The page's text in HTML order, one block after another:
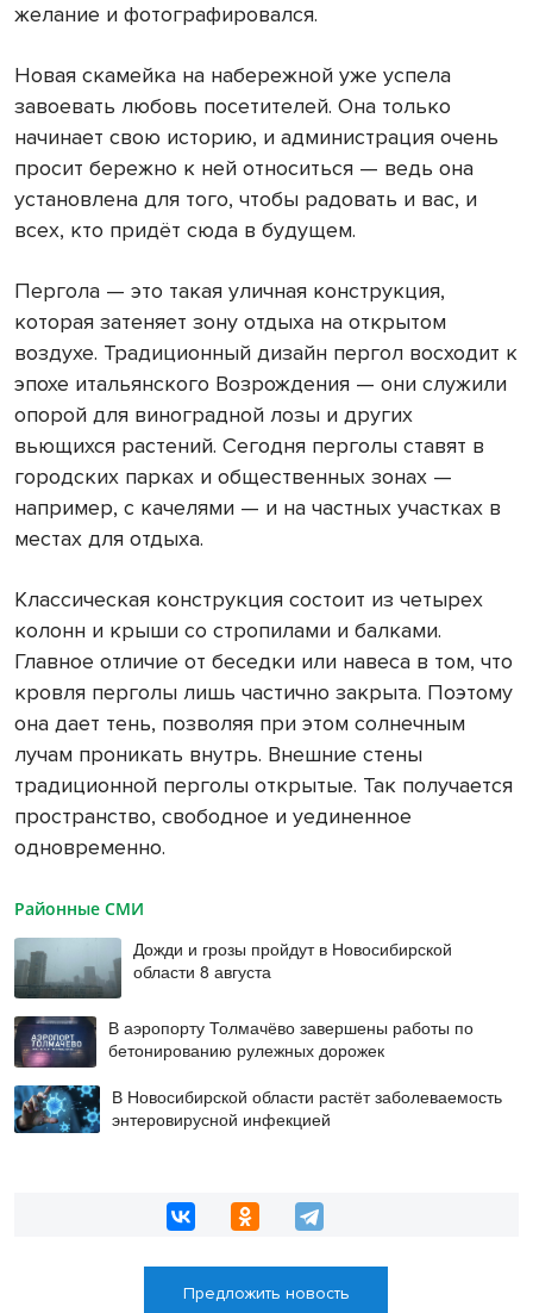
желание и фотографировался.
Новая скамейка на набережной уже успела
завоевать любовь посетителей. Она только
начинает свою историю, и администрация очень
просит бережно к ней относиться — ведь она
установлена для того, чтобы радовать и вас, и
всех, кто придёт сюда в будущем.
Пергола — это такая уличная конструкция,
которая затеняет зону отдыха на открытом
воздухе. Традиционный дизайн пергол восходит к
эпохе итальянского Возрождения — они служили
опорой для виноградной лозы и других
вьющихся растений. Сегодня перголы ставят в
городских парках и общественных зонах —
например, с качелями — и на частных участках в
местах для отдыха.
Классическая конструкция состоит из четырех
колонн и крыши со стропилами и балками.
Главное отличие от беседки или навеса в том, что
кровля перголы лишь частично закрыта. Поэтому
она дает тень, позволяя при этом солнечным
лучам проникать внутрь. Внешние стены
традиционной перголы открытые. Так получается
пространство, свободное и уединенное
одновременно.
Районные СМИ
Дожди и грозы пройдут в Новосибирской
области 8 августа
В аэропорту Толмачёво завершены работы по
бетонированию рулежных дорожек
В Новосибирской области растёт заболеваемость
энтеровирусной инфекцией
Предложить новость